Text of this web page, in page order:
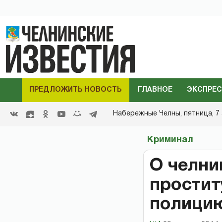
ПРЕДЛОЖИТЬ НОВОСТЬ ГЛАВНОЕ
Набережные Челны, пятница, 7
Криминал
О